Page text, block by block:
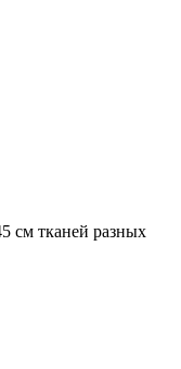
см тканей разных